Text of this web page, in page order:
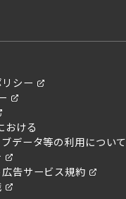
せ
シー
おける
データ等の利用について
告サービス規約